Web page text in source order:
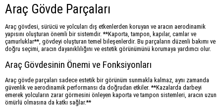
Araç Gövde Parçaları
Araç gövdesi, sürücü ve yolcuları dış etkenlerden koruyan ve aracın aerodinamik
yapısını oluşturan önemli bir sistemdir. **Kaporta, tampon, kapılar, camlar ve
çamurluklar**, gövdeyi oluşturan temel bileşenlerdir. Bu parçaların düzenli bakımı ve
doğru seçimi, aracın dayanıklılığını ve estetik görünümünü korumaya yardımcı olur.
Araç Gövdesinin Önemi ve Fonksiyonları
Araç gövde parçaları sadece estetik bir görünüm sunmakla kalmaz, aynı zamanda
güvenlik ve aerodinamik performansı da doğrudan etkiler. **Kazalarda darbeyi
emerek yolcuların zarar görmesini önleyen kaporta ve tampon sistemleri, aracın uzun
ömürlü olmasına da katkı sağlar.**